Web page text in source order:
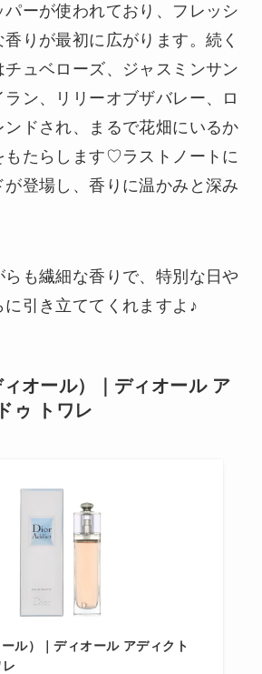
パーが使われており、フレッシ
りが最初に広がります。続く
チュベローズ、ジャスミンサン
ン、リリーオブザバレー、ロ
ドされ、まるで花畑にいるか
もたらします♡ラストノートに
登場し、香りに温かみと深み
も繊細な香りで、特別な日や
引き立ててくれますよ♪
オール）｜ディオール ア
ゥ トワレ
ル）｜ディオール アディクト